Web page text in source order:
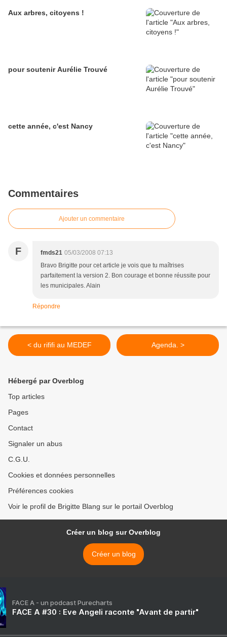
Aux arbres, citoyens !
pour soutenir Aurélie Trouvé
cette année, c'est Nancy
Commentaires
Ajouter un commentaire
F fmds21 05/03/2008 07:13
Bravo Brigitte pour cet article je vois que tu maîtrises
parfaitement la version 2. Bon courage et bonne réussite pour
les municipales. Alain
Répondre
< du rififi au MEDEF Agenda. >
Hébergé par Overblog
Top articles
Pages
Contact
Signaler un abus
C.G.U.
Cookies et données personnelles
Préférences cookies
Voir le profil de Brigitte Blang sur le portail Overblog
Créer un blog sur Overblog
Créer un blog
FACE A - un podcast Purecharts
FACE A #30 : Eve Angeli raconte "Avant de partir"